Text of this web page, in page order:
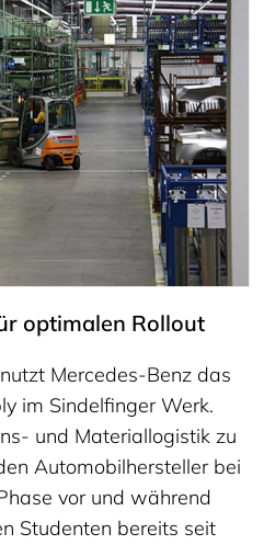
optimalen Rollout
Mercedes-Benz das
im Sindelfinger Werk.
und Materiallogistik zu
Automobilhersteller bei
vor und während
Studenten bereits seit